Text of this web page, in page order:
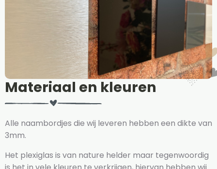
Materiaal en kleuren
Alle naambordjes die wij leveren hebben een dikte van
3mm.
Het plexiglas is van nature helder maar tegenwoordig